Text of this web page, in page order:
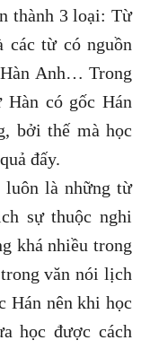
thành 3 loại: Từ
các từ có nguồn
Anh… Trong
có gốc Hán
bởi thế mà học
đấy.
luôn là những từ
sự thuộc nghi
khá nhiều trong
văn nói lịch
Hán nên khi học
học được cách